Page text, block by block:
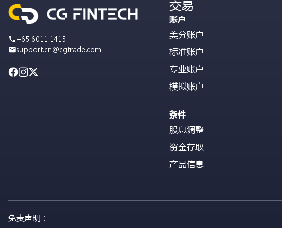
+65 6011 1415
support.cn@cgtrade.com
交易
账户
美分账户
标准账户
专业账户
模拟账户
条件
股息调整
资金存取
产品信息
免责声明：